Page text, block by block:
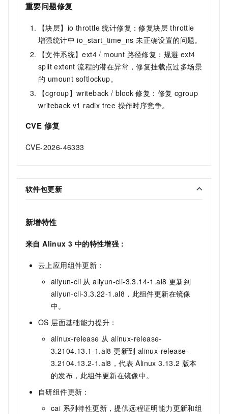
重要问题修复
【块层】io throttle 统计修复：修复块层 throttle
增强统计中 io_start_time_ns 未正确设置的问题。
【文件系统】ext4 / mount 路径修复：规避 ext4
split extent 流程的潜在异常，修复挂载点过多场景
的 umount softlockup。
【cgroup】writeback / block 修复：修复 cgroup
writeback v1 radix tree 操作时序竞争。
CVE 修复
CVE-2026-46333
软件包更新
新增特性
来自 Alinux 3 中的特性增强：
云上应用组件更新：
aliyun-cli 从 aliyun-cli-3.3.14-1.al8 更新到
aliyun-cli-3.3.22-1.al8，此组件更新在镜像
中。
OS 层面基础能力提升：
alinux-release 从 alinux-release-
3.2104.13.1-1.al8 更新到 alinux-release-
3.2104.13.2-1.al8，代表 Alinux 3.13.2 版本
的发布，此组件更新在镜像中。
自研组件更新：
cai 系列特性更新，提供远程证明能力更新和组